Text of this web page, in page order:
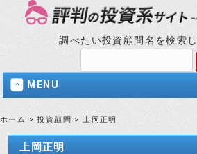
調べたい投資顧問名を検索
MENU
ホーム >投資顧問 >上岡正明
上岡正明